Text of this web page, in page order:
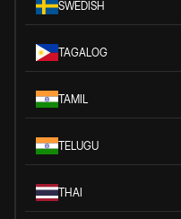
SWEDISH
TAGALOG
TAMIL
TELUGU
THAI